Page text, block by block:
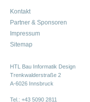
Kontakt
Partner & Sponsoren
Impressum
Sitemap
HTL Bau Informatik Design
Trenkwalderstraße 2
A-6026 Innsbruck
Tel.: +43 5090 2811